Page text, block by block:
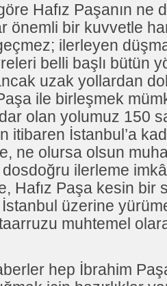
Hafız Paşanın ne
önemli bir kuvvetle
ilerleyen
belli başlı bütün
uzak yollardan
ile birleşmek
olan yolumuz 150
itibaren İstanbul’a
ne olursa olsun
ilerleme
Hafız Paşa kesin bir
üzerine
muhtemel
hep İbrahim